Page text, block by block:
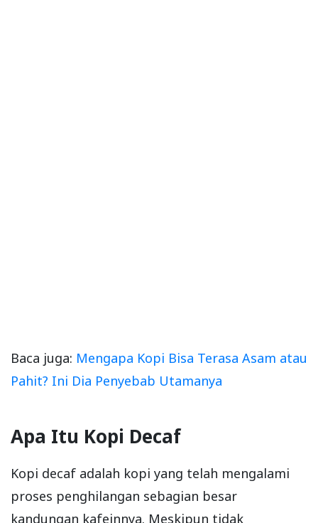
Baca juga: Mengapa Kopi Bisa Terasa Asam atau
Pahit? Ini Dia Penyebab Utamanya
Apa Itu Kopi Decaf
Kopi decaf adalah kopi yang telah mengalami
proses penghilangan sebagian besar
kandungan kafeinnya. Meskipun tidak